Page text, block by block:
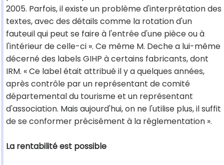
2005. Parfois, il existe un problème d'interprétation des
textes, avec des détails comme la rotation d'un
fauteuil qui peut se faire à l'entrée d'une pièce ou à
l'intérieur de celle-ci ». Ce même M. Deche a lui-même
décerné des labels GIHP à certains fabricants, dont
IRM. « Ce label était attribué il y a quelques années,
après contrôle par un représentant de comité
départemental du tourisme et un représentant
d'association. Mais aujourd'hui, on ne l'utilise plus, il suffit
de se conformer précisément à la réglementation ».
La rentabilité est possible